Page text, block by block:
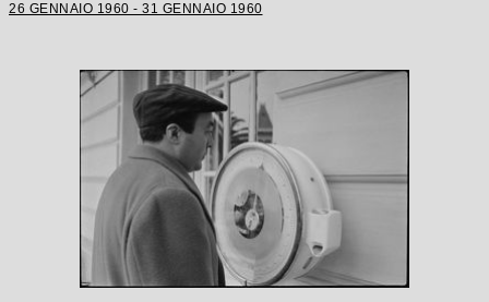
26 GENNAIO 1960 - 31 GENNAIO 1960